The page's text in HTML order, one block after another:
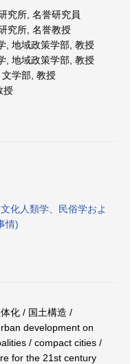
究所, 名誉研究員
究所, 名誉教授
, 地域政策学部, 教授
, 地域政策学部, 教授
学部, 教授
授
化人類学、民俗学およ
情)
化 / 国土構造 /
development on
/ compact cities /
for the 21st century